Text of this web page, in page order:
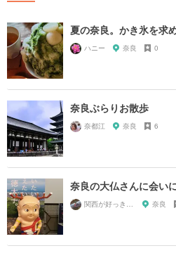
夏の奈良。かき氷を求め
ハニー 奈良 0
奈良ぶらりお散歩
奈都江 奈良 6
奈良の大仏さんに会い
関西が好っきゃねん 奈良